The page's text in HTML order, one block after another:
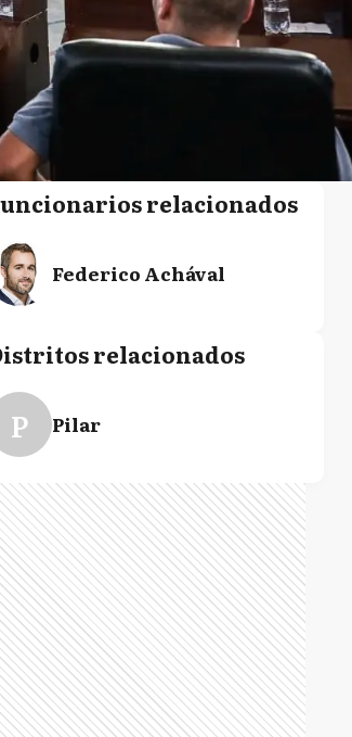
relacionados
Federico Achával
relacionados
P Pilar